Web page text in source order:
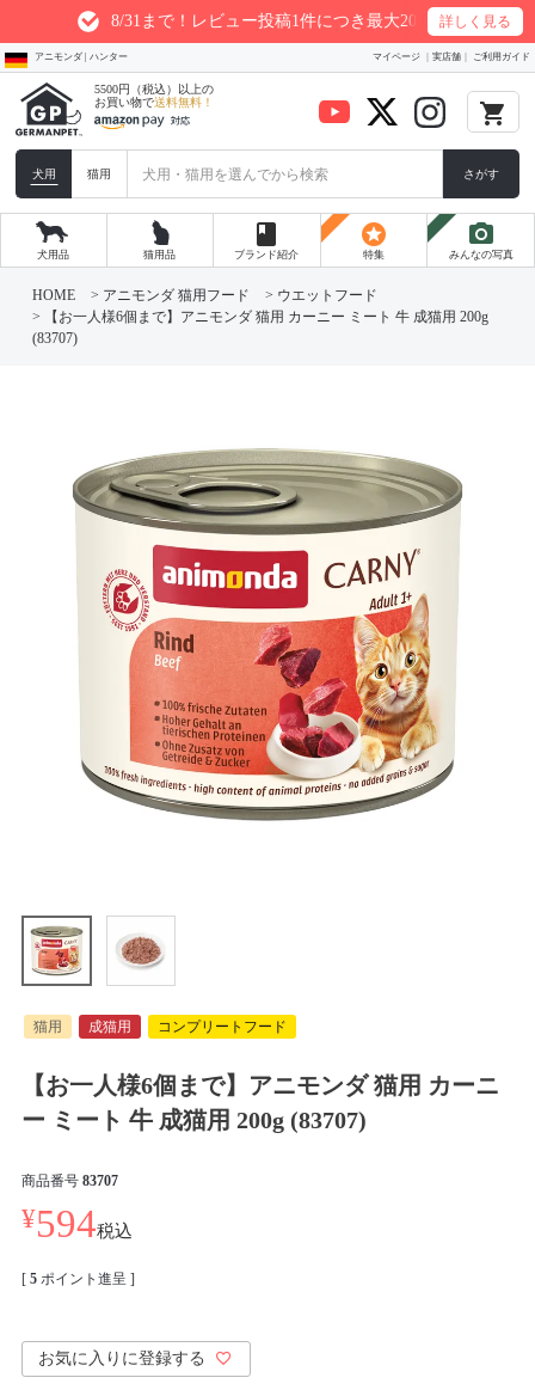
8/31まで！レビュー投稿1件につき最大200ptプレゼント詳しく見る
アニモンダ | ハンター マイページ 実店舗 ご利用ガイド
5500円（税込）以上の
お買い物で送料無料！ local_grocery_store
犬用 猫用 さがす
犬用品 猫用品
book
ブランド紹介
stars
特集
photo_camera
みんなの写真
HOME アニモンダ 猫用フード
ウエットフード
【お一人様6個まで】アニモンダ 猫用 カーニー ミート 牛 成猫用 200g
(83707)
猫用 成猫用 コンプリートフード
【お一人様6個まで】アニモンダ 猫用 カーニ
ー ミート 牛 成猫用 200g (83707)
商品番号 83707
¥594税込
[ 5 ポイント進呈 ]
お気に入りに登録する